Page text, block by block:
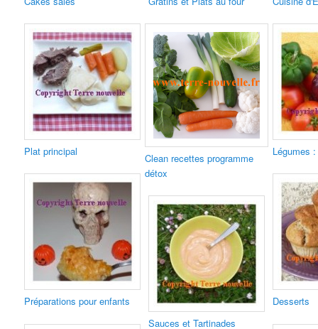
Plat principal
Préparations pour enfants
Clean recettes programme
détox
Sauces et Tartinades
Légumes
Desserts